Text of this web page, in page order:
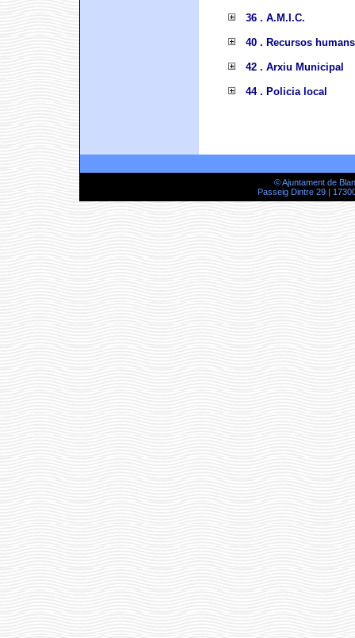
36 . A.M.I.C.
40 . Recursos humans
42 . Arxiu Municipal
44 . Policia local
© Ajuntament de
Passeig Dintre 29 |